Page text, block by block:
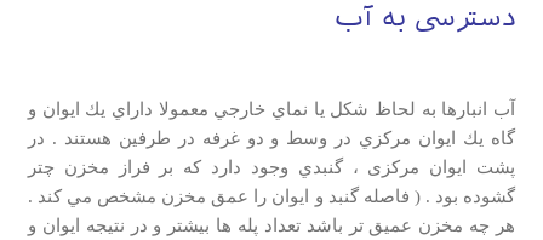
دسترسي به آب
آب انبارها به لحاظ شكل يا نماي خارجي معمولا داراي يك ايوان و
گاه يك ايوان مركزي در وسط و دو غرفه در طرفين هستند . در
پشت ايوان مرکزی ، گنبدي وجود دارد كه بر فراز مخزن چتر
گشوده بود . ( فاصله گنبد و ايوان را عمق مخزن مشخص مي كند .
هر چه مخزن عميق تر باشد تعداد پله ها بيشتر و در نتيجه ايوان و